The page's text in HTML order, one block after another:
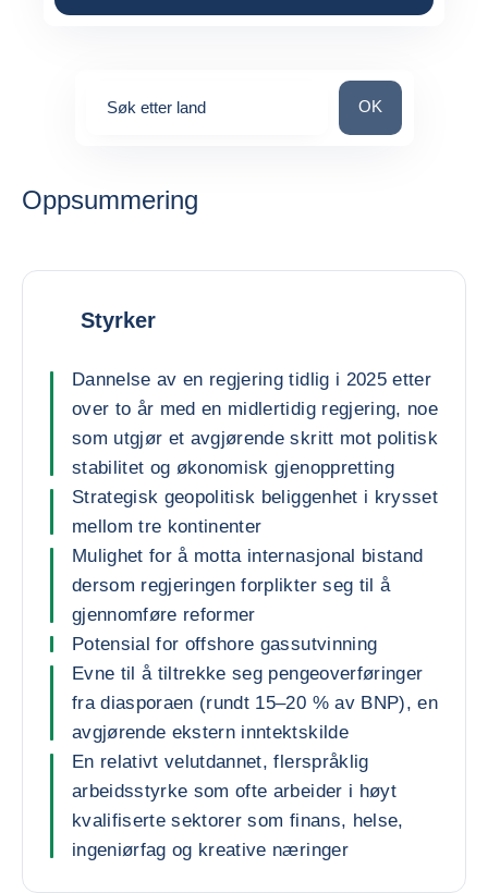
Søk etter land Søk etter land
OK
Oppsummering
Styrker
Dannelse av en regjering tidlig i 2025 etter
over to år med en midlertidig regjering, noe
som utgjør et avgjørende skritt mot politisk
stabilitet og økonomisk gjenoppretting
Strategisk geopolitisk beliggenhet i krysset
mellom tre kontinenter
Mulighet for å motta internasjonal bistand
dersom regjeringen forplikter seg til å
gjennomføre reformer
Potensial for offshore gassutvinning
Evne til å tiltrekke seg pengeoverføringer
fra diasporaen (rundt 15–20 % av BNP), en
avgjørende ekstern inntektskilde
En relativt velutdannet, flerspråklig
arbeidsstyrke som ofte arbeider i høyt
kvalifiserte sektorer som finans, helse,
ingeniørfag og kreative næringer